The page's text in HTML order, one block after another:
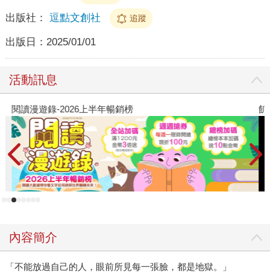
出版社： 逗點文創社 追蹤
出版日： 2025/01/01
活動訊息
閱讀漫遊錄-2026上半年暢銷榜 飢
內容簡介
「不能放過自己的人，眼前所見每一張臉，都是地獄。」